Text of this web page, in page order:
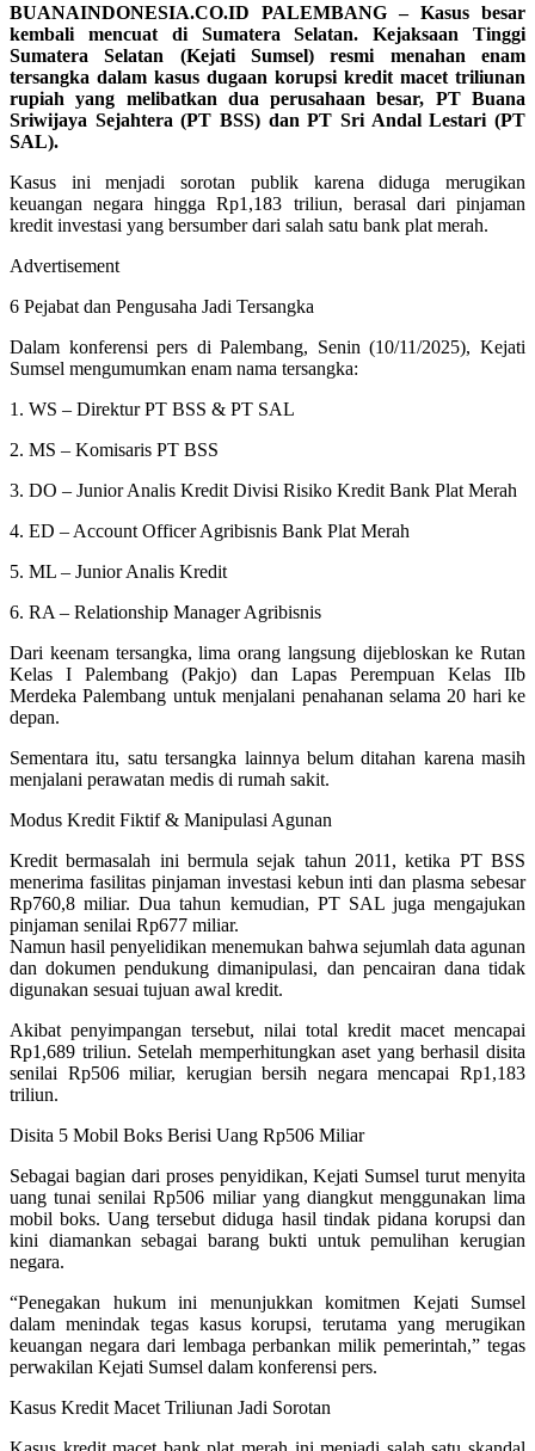
BUANAINDONESIA.CO.ID PALEMBANG – Kasus besar
kembali mencuat di Sumatera Selatan. Kejaksaan Tinggi
Sumatera Selatan (Kejati Sumsel) resmi menahan enam
tersangka dalam kasus dugaan korupsi kredit macet triliunan
rupiah yang melibatkan dua perusahaan besar, PT Buana
Sriwijaya Sejahtera (PT BSS) dan PT Sri Andal Lestari (PT
SAL).
Kasus ini menjadi sorotan publik karena diduga merugikan
keuangan negara hingga Rp1,183 triliun, berasal dari pinjaman
kredit investasi yang bersumber dari salah satu bank plat merah.
Advertisement
6 Pejabat dan Pengusaha Jadi Tersangka
Dalam konferensi pers di Palembang, Senin (10/11/2025), Kejati
Sumsel mengumumkan enam nama tersangka:
1. WS – Direktur PT BSS & PT SAL
2. MS – Komisaris PT BSS
3. DO – Junior Analis Kredit Divisi Risiko Kredit Bank Plat Merah
4. ED – Account Officer Agribisnis Bank Plat Merah
5. ML – Junior Analis Kredit
6. RA – Relationship Manager Agribisnis
Dari keenam tersangka, lima orang langsung dijebloskan ke Rutan
Kelas I Palembang (Pakjo) dan Lapas Perempuan Kelas IIb
Merdeka Palembang untuk menjalani penahanan selama 20 hari ke
depan.
Sementara itu, satu tersangka lainnya belum ditahan karena masih
menjalani perawatan medis di rumah sakit.
Modus Kredit Fiktif & Manipulasi Agunan
Kredit bermasalah ini bermula sejak tahun 2011, ketika PT BSS
menerima fasilitas pinjaman investasi kebun inti dan plasma sebesar
Rp760,8 miliar. Dua tahun kemudian, PT SAL juga mengajukan
pinjaman senilai Rp677 miliar.
Namun hasil penyelidikan menemukan bahwa sejumlah data agunan
dan dokumen pendukung dimanipulasi, dan pencairan dana tidak
digunakan sesuai tujuan awal kredit.
Akibat penyimpangan tersebut, nilai total kredit macet mencapai
Rp1,689 triliun. Setelah memperhitungkan aset yang berhasil disita
senilai Rp506 miliar, kerugian bersih negara mencapai Rp1,183
triliun.
Disita 5 Mobil Boks Berisi Uang Rp506 Miliar
Sebagai bagian dari proses penyidikan, Kejati Sumsel turut menyita
uang tunai senilai Rp506 miliar yang diangkut menggunakan lima
mobil boks. Uang tersebut diduga hasil tindak pidana korupsi dan
kini diamankan sebagai barang bukti untuk pemulihan kerugian
negara.
“Penegakan hukum ini menunjukkan komitmen Kejati Sumsel
dalam menindak tegas kasus korupsi, terutama yang merugikan
keuangan negara dari lembaga perbankan milik pemerintah,” tegas
perwakilan Kejati Sumsel dalam konferensi pers.
Kasus Kredit Macet Triliunan Jadi Sorotan